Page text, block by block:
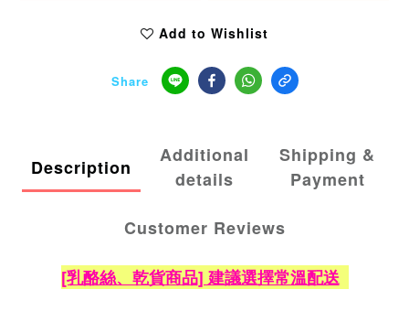
Add to Wishlist
Share
Description
Additional
details
Shipping &
Payment
Customer Reviews
[乳酪絲、乾貨商品] 建議選擇常溫配送